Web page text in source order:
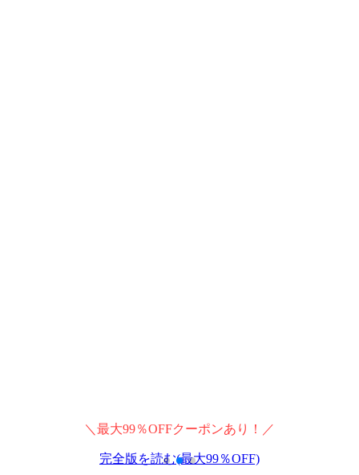
＼最大99％OFFクーポンあり！／
完全版を読む(最大99％OFF)